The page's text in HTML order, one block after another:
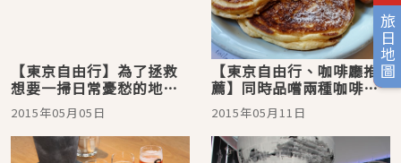
旅日地圖
【東京自由行】為了拯救
想要一掃日常憂愁的地球
人們而升級！ 「歸來的怪
獸酒場」／神奈川
2015年05月05日
【東京自由行、咖啡廳推
薦】同時品嚐兩種咖啡的
特別組合與軟綿綿鬆餅／
祐天寺toile de liberte
2015年05月11日